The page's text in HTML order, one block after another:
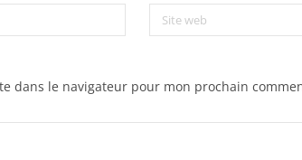
Site web
dans le navigateur pour mon prochain